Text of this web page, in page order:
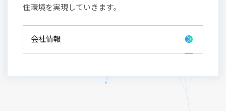
住環境を実現していきます。
会社情報